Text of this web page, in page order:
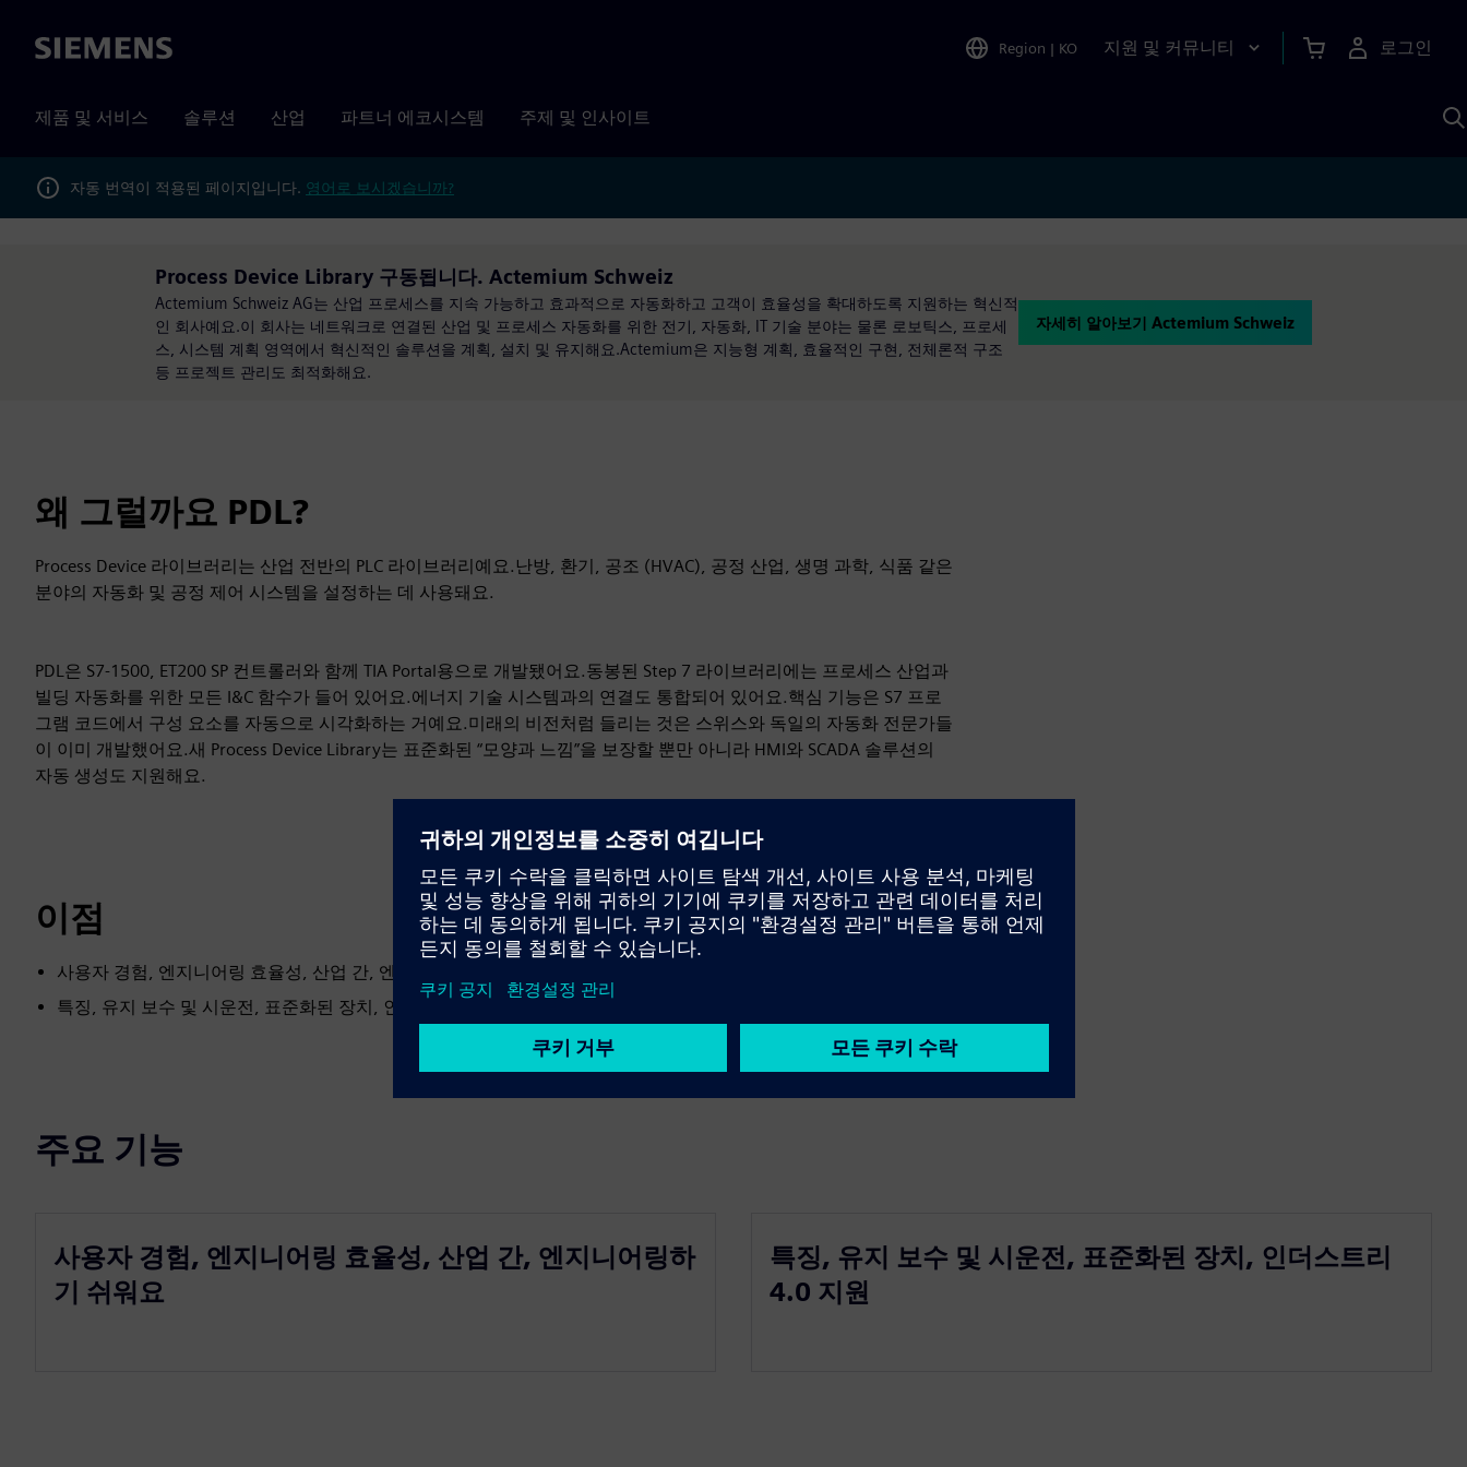
Siemens Region | KO 지원 및 커뮤니티 로그인
제품 및 서비스 솔루션 산업 파트너 에코시스템 주제 및 인사이트
자동 번역이 적용된 페이지입니다. 영어로 보시겠습니까?
Process Device Library 구동됩니다. Actemium Schweiz
Actemium Schweiz AG는 산업 프로세스를 지속 가능하고 효과적으로 자동화하고 고객이 효율성을 확대하도록 지원하는 혁신적
인 회사예요.이 회사는 네트워크로 연결된 산업 및 프로세스 자동화를 위한 전기, 자동화, IT 기술 분야는 물론 로보틱스, 프로세
스, 시스템 계획 영역에서 혁신적인 솔루션을 계획, 설치 및 유지해요.Actemium은 지능형 계획, 효율적인 구현, 전체론적 구조
등 프로젝트 관리도 최적화해요.
자세히 알아보기 Actemium Schweiz
왜 그럴까요 PDL?
Process Device 라이브러리는 산업 전반의 PLC 라이브러리예요.난방, 환기, 공조 (HVAC), 공정 산업, 생명 과학, 식품 같은
분야의 자동화 및 공정 제어 시스템을 설정하는 데 사용돼요.
PDL은 S7-1500, ET200 SP 컨트롤러와 함께 TIA Portal용으로 개발됐어요.동봉된 Step 7 라이브러리에는 프로세스 산업과
빌딩 자동화를 위한 모든 I&C 함수가 들어 있어요.에너지 기술 시스템과의 연결도 통합되어 있어요.핵심 기능은 S7 프로
그램 코드에서 구성 요소를 자동으로 시각화하는 거예요.미래의 비전처럼 들리는 것은 스위스와 독일의 자동화 전문가들
이 이미 개발했어요.새 Process Device Library는 표준화된 “모양과 느낌”을 보장할 뿐만 아니라 HMI와 SCADA 솔루션의
자동 생성도 지원해요.
이점
사용자 경험, 엔지니어링 효율성, 산업 간, 엔지니어링하기 쉬워요
특징, 유지 보수 및 시운전, 표준화된 장치, 인더스트리 4.0 지원
주요 기능
사용자 경험, 엔지니어링 효율성, 산업 간, 엔지니어링하
기 쉬워요
특징, 유지 보수 및 시운전, 표준화된 장치, 인더스트리
4.0 지원